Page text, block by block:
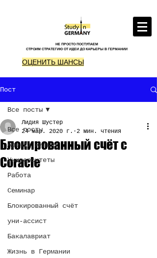
НЕ ПРОСТО ПОСТУПАЕМ
СТРОИМ СТРАТЕГИЮ ОТ ИДЕИ ДО КАРЬЕРЫ В ГЕРМАНИИ
ОЦЕНИТЬ ШАНСЫ
Пост
Все посты
Аренда жилья
Университеты
Работа
Семинар
Блокированный счёт
уни-ассист
Бакалавриат
Жизнь в Германии
Все посты
Блокированный счёт с
Coracle
Лидия Шустер
24 мар. 2020 г.
2 мин. чтения